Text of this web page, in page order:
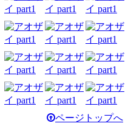
ページトップへ